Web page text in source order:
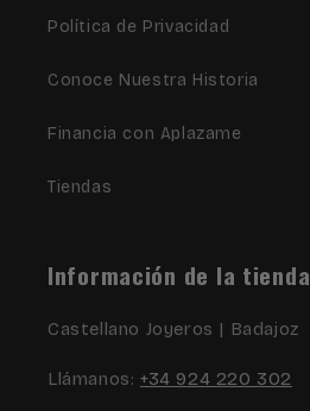
Política de Privacidad
Conoce Nuestra Historia
Financia con Aplazame
Tiendas
Información de la tienda
Castellano Joyeros | Badajoz
Llámanos: +34 924 220 302